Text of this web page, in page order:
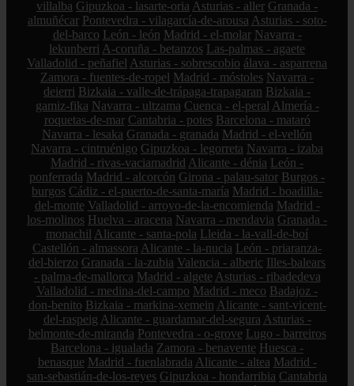
villalba Gipuzkoa - lasarte-oria Asturias - aller Granada -
almuñécar Pontevedra - vilagarcía-de-arousa Asturias - soto-
del-barco León - león Madrid - el-molar Navarra -
lekunberri A-coruña - betanzos Las-palmas - agaete
Valladolid - peñafiel Asturias - sobrescobio álava - asparrena
Zamora - fuentes-de-ropel Madrid - móstoles Navarra -
deierri Bizkaia - valle-de-trápaga-trapagaran Bizkaia -
gamiz-fika Navarra - ultzama Cuenca - el-peral Almería -
roquetas-de-mar Cantabria - potes Barcelona - mataró
Navarra - lesaka Granada - granada Madrid - el-vellón
Navarra - cintruénigo Gipuzkoa - legorreta Navarra - izaba
Madrid - rivas-vaciamadrid Alicante - dénia León -
ponferrada Madrid - alcorcón Girona - palau-sator Burgos -
burgos Cádiz - el-puerto-de-santa-maría Madrid - boadilla-
del-monte Valladolid - arroyo-de-la-encomienda Madrid -
los-molinos Huelva - aracena Navarra - mendavia Granada -
monachil Alicante - santa-pola Lleida - la-vall-de-boí
Castellón - almassora Alicante - la-nucia León - priaranza-
del-bierzo Granada - la-zubia Valencia - alberic Illes-balears
- palma-de-mallorca Madrid - algete Asturias - ribadedeva
Valladolid - medina-del-campo Madrid - meco Badajoz -
don-benito Bizkaia - markina-xemein Alicante - sant-vicent-
del-raspeig Alicante - guardamar-del-segura Asturias -
belmonte-de-miranda Pontevedra - o-grove Lugo - barreiros
Barcelona - igualada Zamora - benavente Huesca -
benasque Madrid - fuenlabrada Alicante - altea Madrid -
san-sebastián-de-los-reyes Gipuzkoa - hondarribia Cantabria